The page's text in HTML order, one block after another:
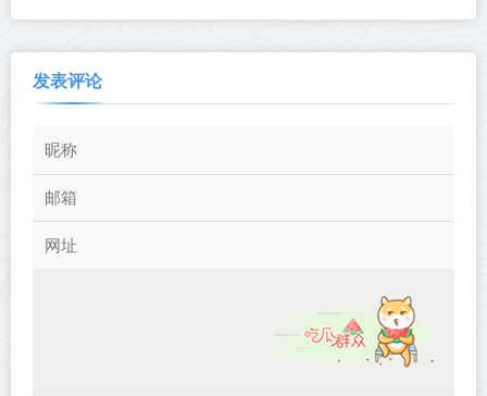
发表评论